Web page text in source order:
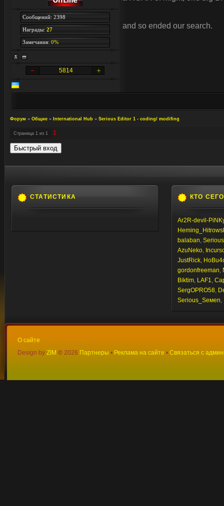
Сообщений: 2398
Награды: 27
Замечания: 0%
5814
and so ended our search.
Форум » Общие » International Hub » Serious Editor 1 - coding/ modifing
Страница 1 из 1 1
СТАТИСТИКА КТО
Ar2R-devil-
balaban,
AzuNeko,
JustRick,
gordonfreeman,
Biktim, LAF1,
SergOPRO58,
Sегiоus_Sемеn,
О сайте
Design by ZIM © 2026 Партнеры • Реклама на сайте • Связаться с